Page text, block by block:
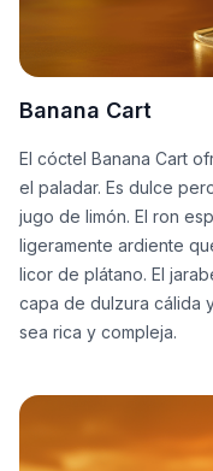
Banana Cart
El cóctel Banana Cart
el paladar. Es dulce
jugo de limón. El ron
ligeramente ardiente
licor de plátano. El
capa de dulzura cálida
sea rica y compleja.